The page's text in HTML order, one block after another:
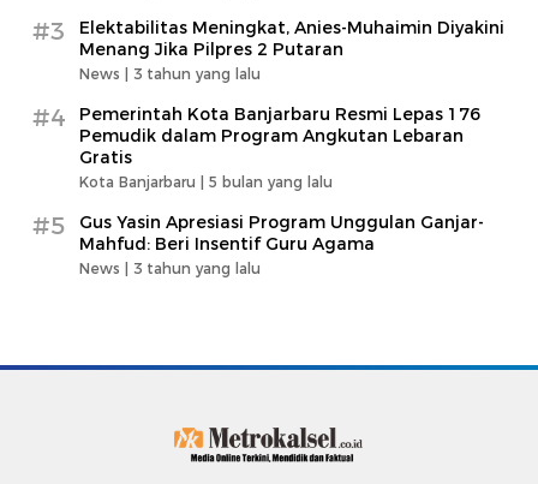
#3
Elektabilitas Meningkat, Anies-Muhaimin Diyakini
Menang Jika Pilpres 2 Putaran
News | 3 tahun yang lalu
#4
Pemerintah Kota Banjarbaru Resmi Lepas 176
Pemudik dalam Program Angkutan Lebaran
Gratis
Kota Banjarbaru | 5 bulan yang lalu
#5
Gus Yasin Apresiasi Program Unggulan Ganjar-
Mahfud: Beri Insentif Guru Agama
News | 3 tahun yang lalu